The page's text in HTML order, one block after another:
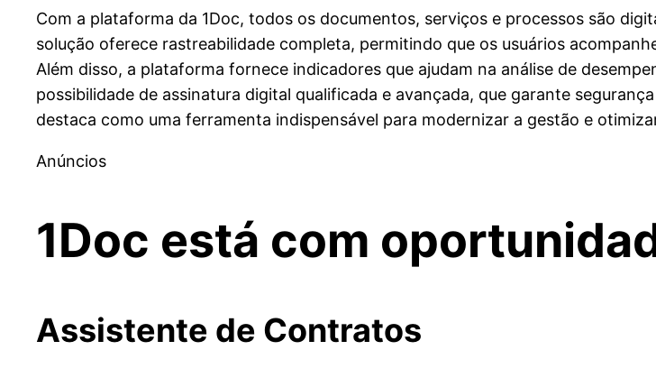
Com a plataforma da 1Doc, todos os documentos, serviços e processos são
solução oferece rastreabilidade completa, permitindo que os usuários
Além disso, a plataforma fornece indicadores que ajudam na análise de
possibilidade de assinatura digital qualificada e avançada, que garante
destaca como uma ferramenta indispensável para modernizar a gestão e
Anúncios
1Doc está com
Assistente de Contratos